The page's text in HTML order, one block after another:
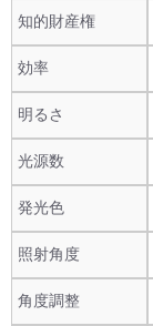
知的財産権
効率
明るさ
光源数
発光色
照射角度
角度調整